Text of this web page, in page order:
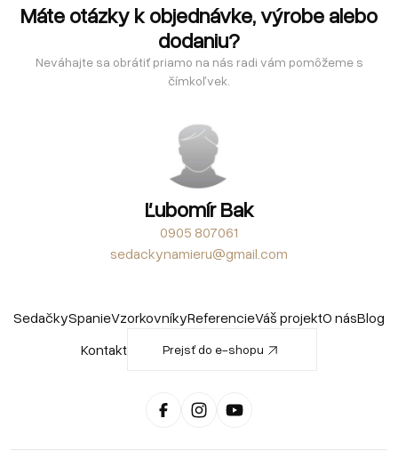
Máte otázky k objednávke, výrobe alebo
dodaniu?
Neváhajte sa obrátiť priamo na nás radi vám pomôžeme s
čímkoľvek.
Ľubomír Bak
0905 807061
sedackynamieru@gmail.com
SedačkySpanieVzorkovníkyReferencieVáš projektO násBlog
Kontakt
Prejsť do e-shopu